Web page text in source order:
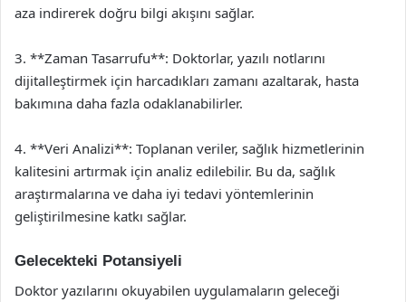
aza indirerek doğru bilgi akışını sağlar.
3. **Zaman Tasarrufu**: Doktorlar, yazılı notlarını
dijitalleştirmek için harcadıkları zamanı azaltarak, hasta
bakımına daha fazla odaklanabilirler.
4. **Veri Analizi**: Toplanan veriler, sağlık hizmetlerinin
kalitesini artırmak için analiz edilebilir. Bu da, sağlık
araştırmalarına ve daha iyi tedavi yöntemlerinin
geliştirilmesine katkı sağlar.
Gelecekteki Potansiyeli
Doktor yazılarını okuyabilen uygulamaların geleceği